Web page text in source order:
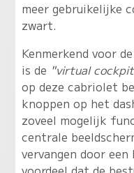
meer gebruikelijke
zwart.
Kenmerkend voor
is de "virtual
op deze cabriolet
knoppen op het
zoveel mogelijk
centrale
vervangen door